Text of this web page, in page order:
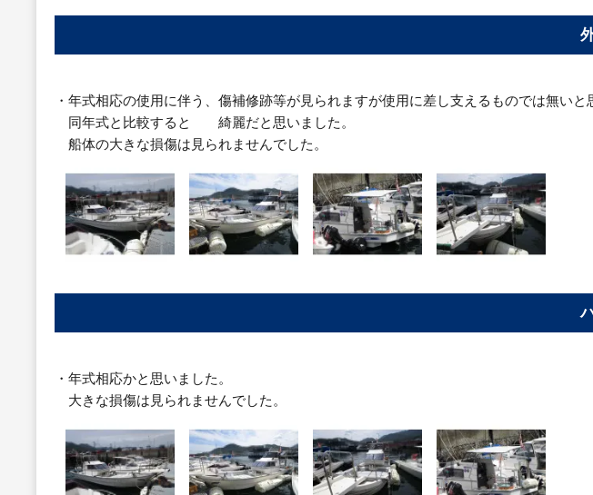
・年式相応の使用に伴う、傷補修跡等が見られますが使用に差し支えるものでは無いと
同年式と比較すると 綺麗だと思いました。
船体の大きな損傷は見られませんでした。
・年式相応かと思いました。
大きな損傷は見られませんでした。